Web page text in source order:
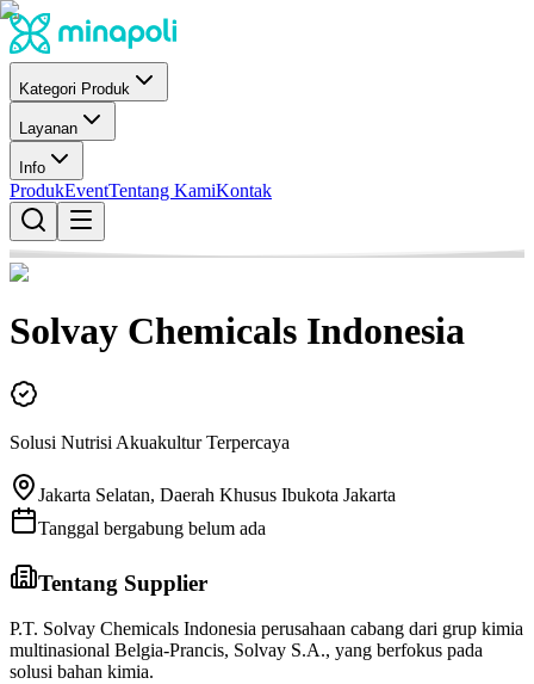
Kategori Produk
Layanan
Info
ProdukEventTentang KamiKontak
Solvay Chemicals Indonesia
Solusi Nutrisi Akuakultur Terpercaya
Jakarta Selatan, Daerah Khusus Ibukota Jakarta
Tanggal bergabung belum ada
Tentang Supplier
P.T. Solvay Chemicals Indonesia perusahaan cabang dari grup kimia
multinasional Belgia-Prancis, Solvay S.A., yang berfokus pada
solusi bahan kimia.